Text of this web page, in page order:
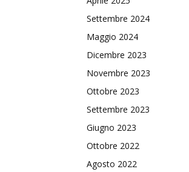
Settembre 2024
Maggio 2024
Dicembre 2023
Novembre 2023
Ottobre 2023
Settembre 2023
Giugno 2023
Ottobre 2022
Agosto 2022